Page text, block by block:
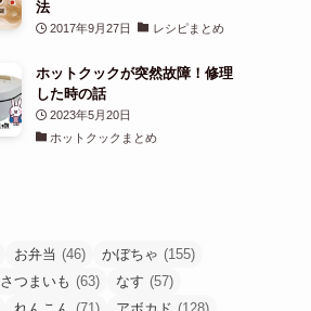
法
2017年9月27日 レシピまとめ
ホットクックが突然故障！修理
した時の話
2023年5月20日
ホットクックまとめ
お弁当 (46) かぼちゃ (155)
さつまいも (63) なす (57)